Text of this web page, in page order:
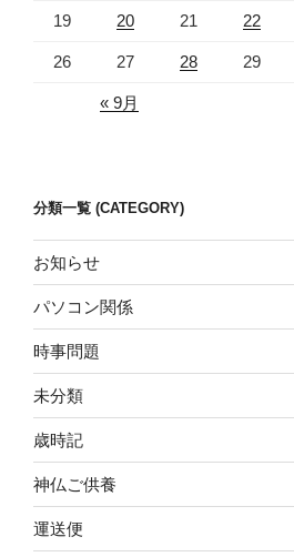
19 20 21 22
26 27 28 29
« 9月
分類一覧 (CATEGORY)
お知らせ
パソコン関係
時事問題
未分類
歳時記
神仏ご供養
運送便